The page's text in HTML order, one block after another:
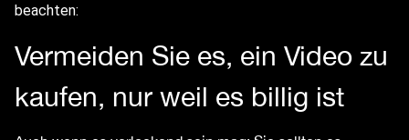
beachten:
Vermeiden Sie es, ein Video zu
kaufen, nur weil es billig ist